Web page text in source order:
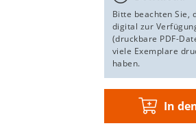
Bitte beachten Sie,
digital zur
(druckbare PDF-
viele Exemplare
haben.
In